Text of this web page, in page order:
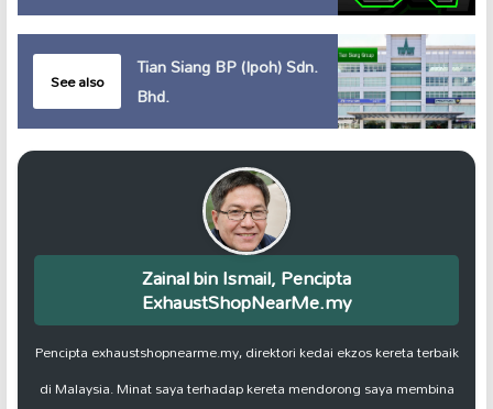
See also
Tian Siang BP (Ipoh) Sdn.
Bhd.
Zainal bin Ismail, Pencipta
ExhaustShopNearMe.my
Pencipta exhaustshopnearme.my, direktori kedai ekzos kereta terbaik
di Malaysia. Minat saya terhadap kereta mendorong saya membina